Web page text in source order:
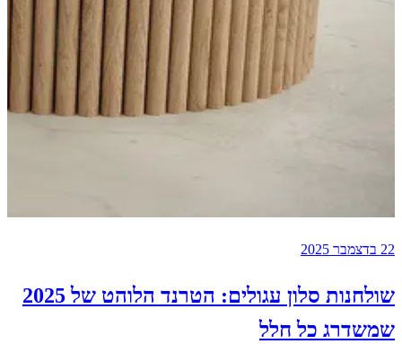
22 בדצמבר 2025
שולחנות סלון עגולים: הטרנד הלוהט של 2025
שמשדרג כל חלל